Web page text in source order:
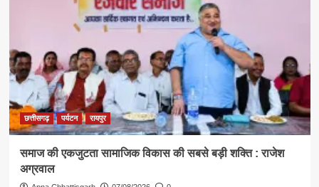
राजेश
अग्रवाल
दिया
स्वदेशी
अपनाने
का
संदेश
छत्तीसगढ़ पर्यटन रायपुर
समाज की एकजुटता सामाजिक विकास की सबसे बड़ी शक्ति : राजेश
अग्रवाल